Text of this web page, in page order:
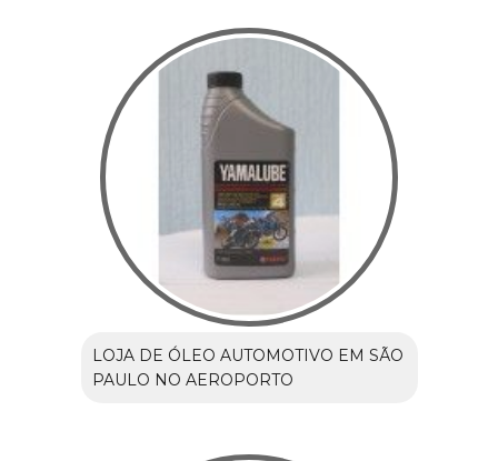
LOJA DE ÓLEO AUTOMOTIVO EM SÃO
PAULO NO AEROPORTO